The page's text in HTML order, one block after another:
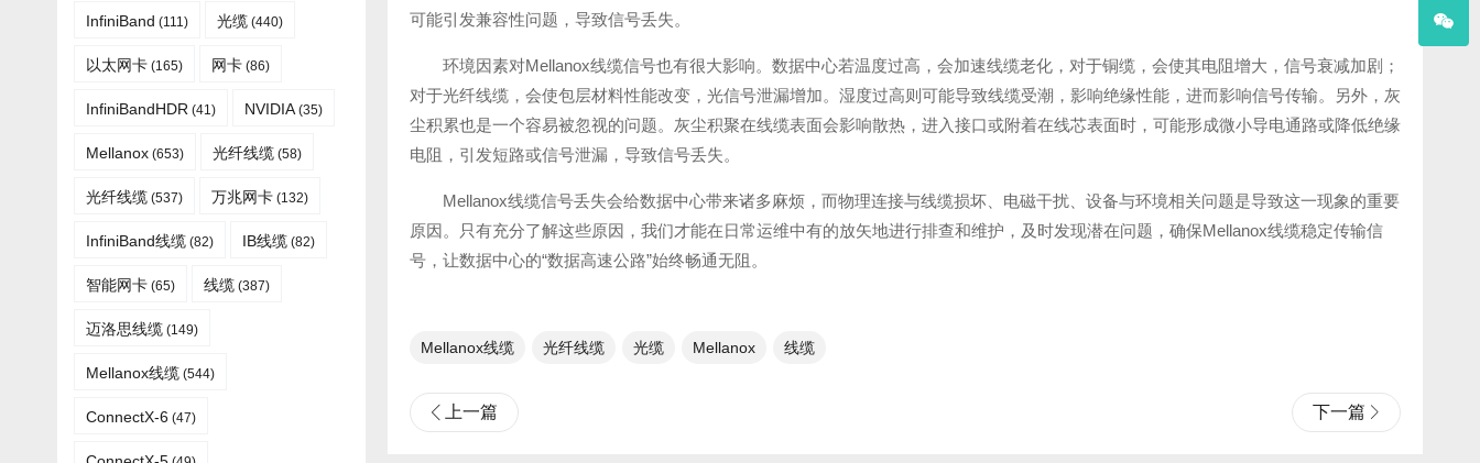
可能引发兼容性问题，导致信号丢失。
环境因素对Mellanox线缆信号也有很大影响。数据中心若温度过高，会加速线缆老化，对于铜缆，会使其电阻增大，信号衰减加剧；
对于光纤线缆，会使包层材料性能改变，光信号泄漏增加。湿度过高则可能导致线缆受潮，影响绝缘性能，进而影响信号传输。另外，灰
尘积累也是一个容易被忽视的问题。灰尘积聚在线缆表面会影响散热，进入接口或附着在线芯表面时，可能形成微小导电通路或降低绝缘
电阻，引发短路或信号泄漏，导致信号丢失。
Mellanox线缆信号丢失会给数据中心带来诸多麻烦，而物理连接与线缆损坏、电磁干扰、设备与环境相关问题是导致这一现象的重要
原因。只有充分了解这些原因，我们才能在日常运维中有的放矢地进行排查和维护，及时发现潜在问题，确保Mellanox线缆稳定传输信
号，让数据中心的“数据高速公路”始终畅通无阻。
Mellanox线缆 光纤线缆​ 光缆 Mellanox 线缆
上一篇 下一篇
InfiniBand (111) 光缆 (440)
以太网卡 (165) 网卡 (86)
InfiniBandHDR (41) NVIDIA(35)
Mellanox (653) 光纤线缆 (58)
光纤线缆​ (537) 万兆网卡 (132)
InfiniBand线缆 (82) IB线缆 (82)
智能网卡 (65) 线缆 (387)
迈洛思线缆 (149)
Mellanox线缆 (544)
ConnectX-6 (47)